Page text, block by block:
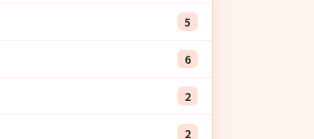
5
6
2
2